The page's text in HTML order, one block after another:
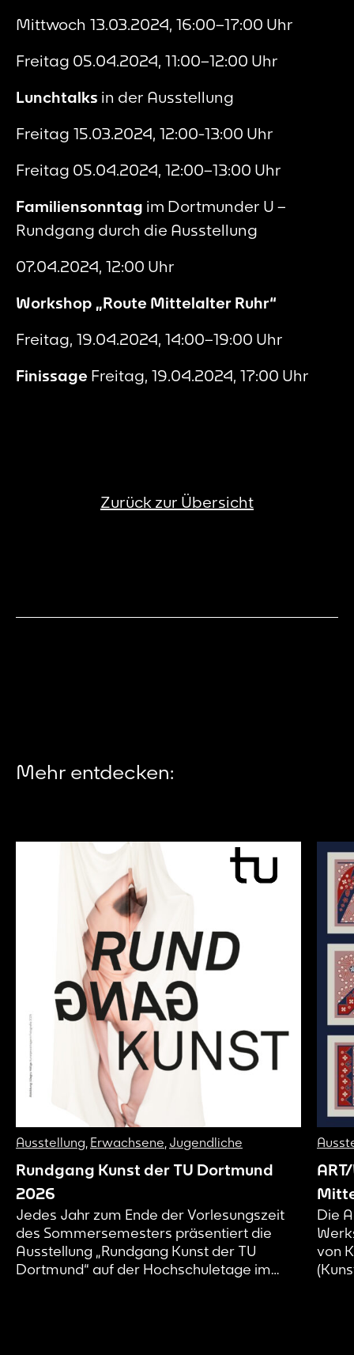
Mittwoch 13.03.2024, 16:00–17:00 Uhr
Freitag 05.04.2024, 11:00–12:00 Uhr
Lunchtalks in der Ausstellung
Freitag 15.03.2024, 12:00-13:00 Uhr
Freitag 05.04.2024, 12:00–13:00 Uhr
Familiensonntag im Dortmunder U –
Rundgang durch die Ausstellung
07.04.2024, 12:00 Uhr
Workshop „Route Mittelalter Ruhr“
Freitag, 19.04.2024, 14:00–19:00 Uhr
Finissage Freitag, 19.04.2024, 17:00 Uhr
Zurück zur Übersicht
Mehr entdecken:
Ausstellung, Erwachsene, Jugendliche
Rundgang Kunst der TU Dortmund
2026
Jedes Jahr zum Ende der Vorlesungszeit
des Sommersemesters präsentiert die
Ausstellung „Rundgang Kunst der TU
Dortmund“ auf der Hochschuletage im
Die
von